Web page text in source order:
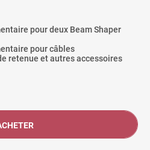
pour deux Beam Shaper
pour câbles
retenue et autres accessoires